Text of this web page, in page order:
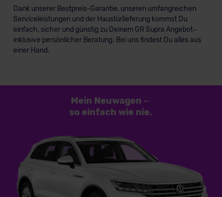
Dank unserer Bestpreis-Garantie, unseren umfangreichen
Serviceleistungen und der Haustürlieferung kommst Du
einfach, sicher und günstig zu Deinem GR Supra Angebot–
inklusive persönlicher Beratung. Bei uns findest Du alles aus
einer Hand.
Mein Neuwagen –
so einfach wie nie.